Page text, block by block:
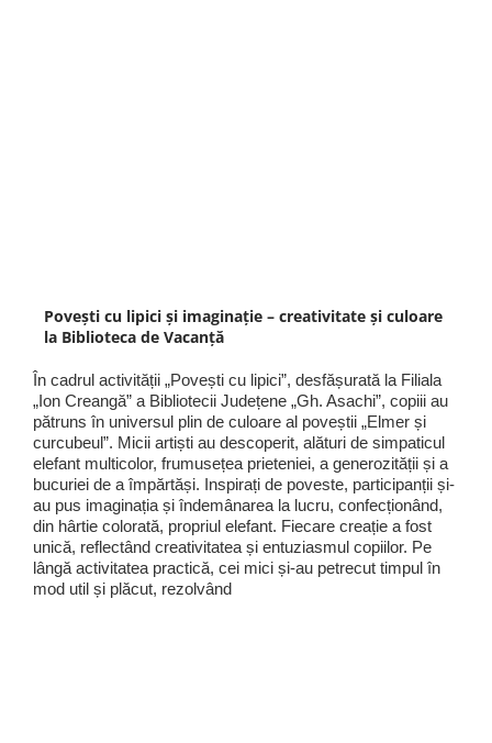
Povești cu lipici și imaginație – creativitate și culoare
la Biblioteca de Vacanță
În cadrul activității „Povești cu lipici”, desfășurată la Filiala
„Ion Creangă” a Bibliotecii Județene „Gh. Asachi”, copiii au
pătruns în universul plin de culoare al poveștii „Elmer și
curcubeul”. Micii artiști au descoperit, alături de simpaticul
elefant multicolor, frumusețea prieteniei, a generozității și a
bucuriei de a împărtăși. Inspirați de poveste, participanții și-
au pus imaginația și îndemânarea la lucru, confecționând,
din hârtie colorată, propriul elefant. Fiecare creație a fost
unică, reflectând creativitatea și entuziasmul copiilor. Pe
lângă activitatea practică, cei mici și-au petrecut timpul în
mod util și plăcut, rezolvând